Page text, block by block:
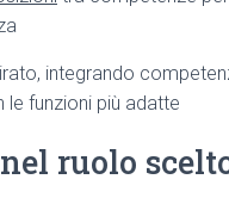
integrando
funzioni più adatte
ruolo